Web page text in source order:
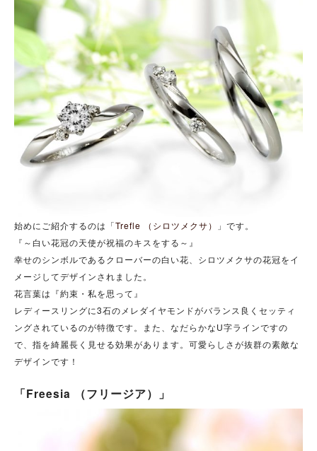
始めにご紹介するのは「Trefle （シロツメクサ）
」です。
『～白い花冠の天使が祝福のキスをする～』
幸せのシンボルであるクローバーの白い花、シロツメクサの花冠をイ
メージしてデザインされました。
花言葉は『約束・私を思って』
レディースリングに3石のメレダイヤモンドがバランス良くセッティ
ングされているのが特徴です。また、なだらかなU字ラインですの
で、指を綺麗長く見せる効果があります。可愛らしさが抜群の素敵な
デザインです！
「Freesia （フリージア）」